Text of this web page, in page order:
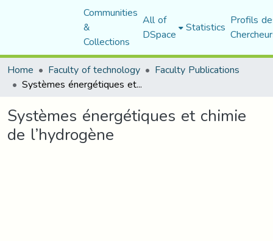
Communities
&
Collections
All of
DSpace Statistics Profils
Home
Faculty of technology Faculty Publications
Systèmes énergétiques et chimie de l’hydrogène
Systèmes énergétiques et chimie
de l’hydrogène